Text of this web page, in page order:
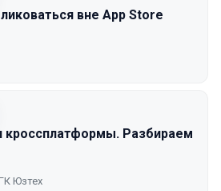
вне App Store
кроссплатформы. Разбираем
Юзтех